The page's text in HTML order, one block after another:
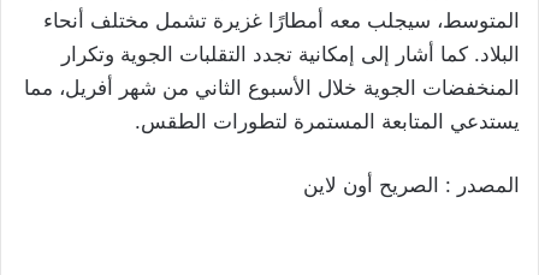
المتوسط، سيجلب معه أمطارًا غزيرة تشمل مختلف أنحاء
البلاد. كما أشار إلى إمكانية تجدد التقلبات الجوية وتكرار
المنخفضات الجوية خلال الأسبوع الثاني من شهر أفريل، مما
يستدعي المتابعة المستمرة لتطورات الطقس.
المصدر : الصريح أون لاين